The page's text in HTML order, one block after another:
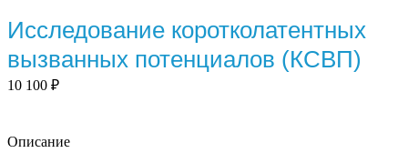
Исследование коротколатентных
вызванных потенциалов (КСВП)
10 100 ₽
Описание